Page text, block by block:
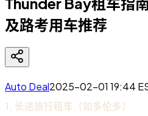
及路考用车推荐
Auto Deal2025-02-01 19:44
1. 长途旅行租车（如多伦多）